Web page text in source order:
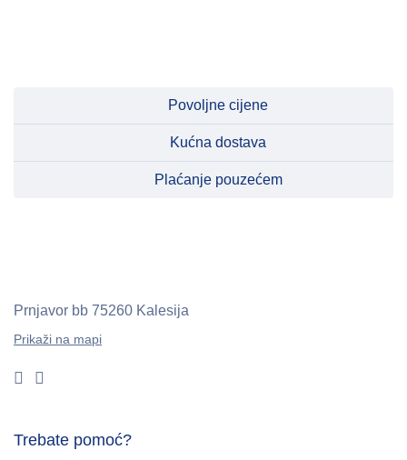
Povoljne cijene
Kućna dostava
Plaćanje pouzećem
Prnjavor bb 75260 Kalesija
Prikaži na mapi
Trebate pomoć?